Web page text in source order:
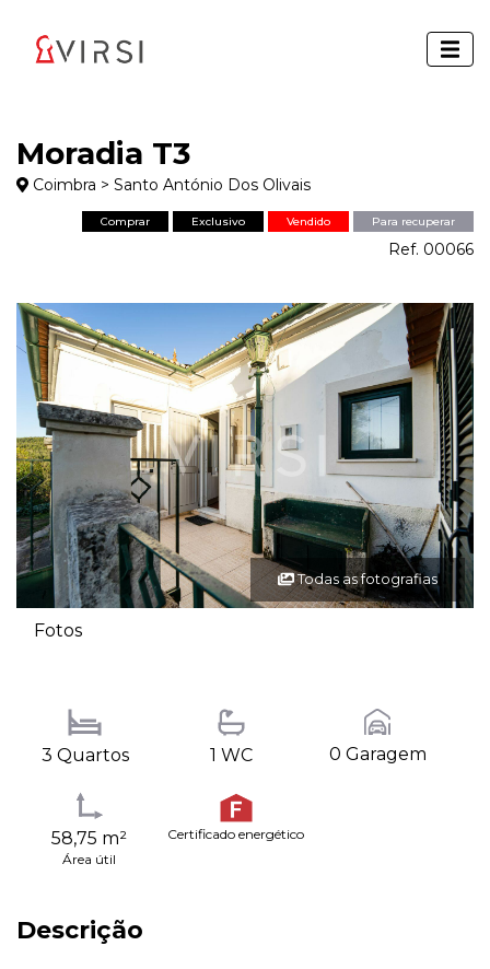
Moradia T3
Coimbra > Santo António Dos Olivais
Comprar Exclusivo Vendido Para recuperar
Ref. 00066
Todas as fotografias
Fotos
3 Quartos 1 WC 0 Garagem
58,75 m²
Área útil
Certificado energético
Descrição